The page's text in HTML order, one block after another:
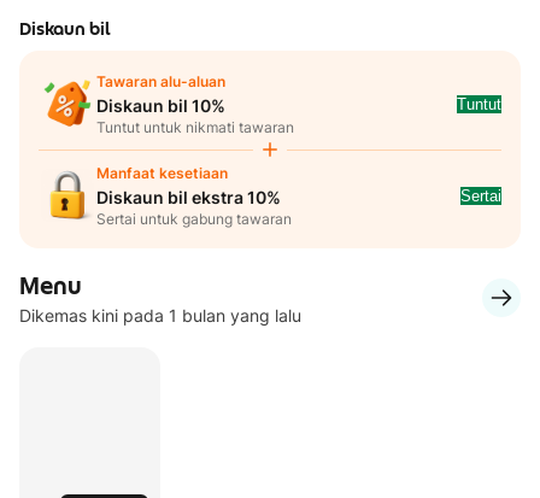
Diskaun bil
Tawaran alu-aluan
Diskaun bil 10%
Tuntut untuk nikmati tawaran
Tuntut
Manfaat kesetiaan
Diskaun bil ekstra 10%
Sertai untuk gabung tawaran
Sertai
Menu
Dikemas kini pada 1 bulan yang lalu